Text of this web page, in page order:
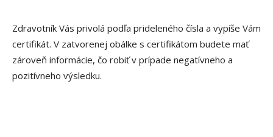
Zdravotník Vás privolá podľa prideleného čísla a vypíše Vám
certifikát. V zatvorenej obálke s certifikátom budete mať
zároveň informácie, čo robiť v prípade negatívneho a
pozitívneho výsledku.